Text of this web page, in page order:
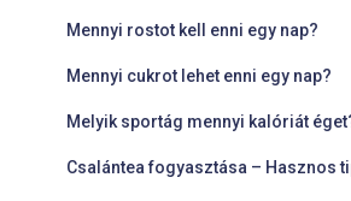
Mennyi rostot kell enni egy nap?
Mennyi cukrot lehet enni egy nap?
Melyik sportág mennyi kalóriát
Csalántea fogyasztása – Hasznos